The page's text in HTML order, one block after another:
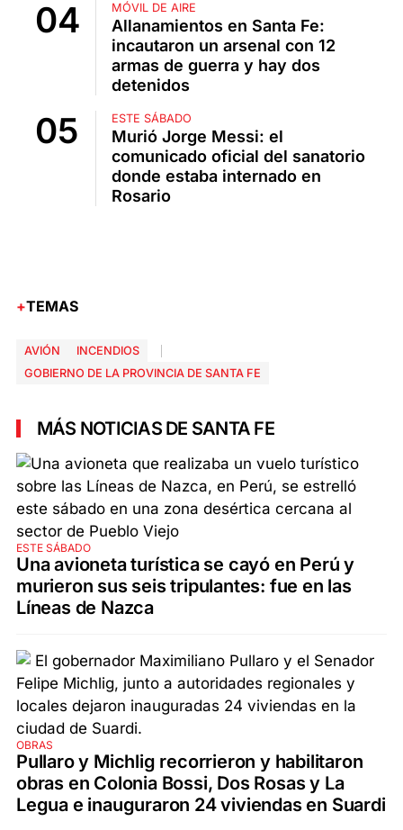
MÓVIL DE AIRE
Allanamientos en Santa Fe:
incautaron un arsenal con 12
armas de guerra y hay dos
detenidos
ESTE SÁBADO
Murió Jorge Messi: el
comunicado oficial del sanatorio
donde estaba internado en
Rosario
TEMAS
AVIÓN
INCENDIOS
GOBIERNO DE LA PROVINCIA DE SANTA FE
MÁS NOTICIAS DE SANTA FE
ESTE SÁBADO
Una avioneta turística se cayó en Perú y
murieron sus seis tripulantes: fue en las
Líneas de Nazca
OBRAS
Pullaro y Michlig recorrieron y habilitaron
obras en Colonia Bossi, Dos Rosas y La
Legua e inauguraron 24 viviendas en Suardi